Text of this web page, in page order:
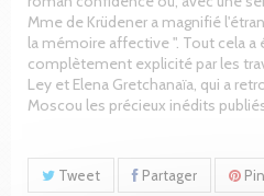
Mme de Krüdener a magnifié
la mémoire affective ". Tout cela a
complètement explicité par les
Ley et Elena Gretchanaïa, qui a
Moscou les précieux inédits
Tweet Partager